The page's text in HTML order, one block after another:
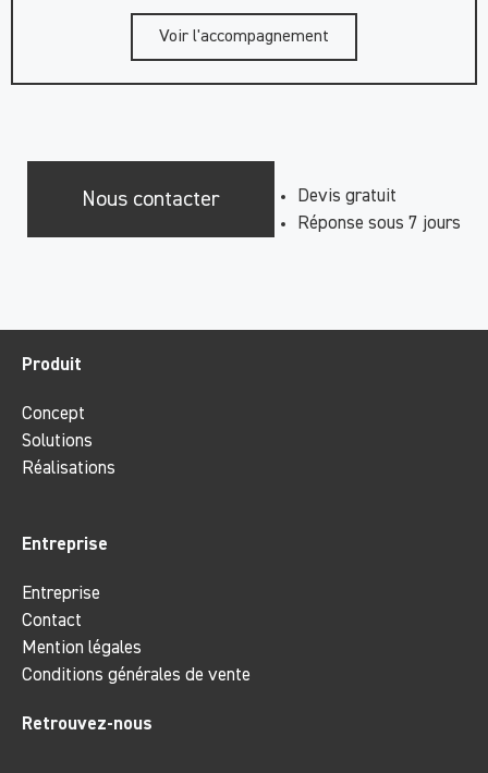
Voir l'accompagnement
Nous contacter
Devis gratuit
Réponse sous 7 jours
Produit
Concept
Solutions
Réalisations
Entreprise
Entreprise
Contact
Mention légales
Conditions générales de vente
Retrouvez-nous